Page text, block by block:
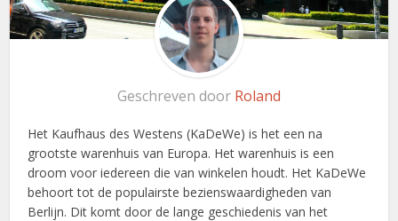
Geschreven door Roland
Het Kaufhaus des Westens (KaDeWe) is het een na
grootste warenhuis van Europa. Het warenhuis is een
droom voor iedereen die van winkelen houdt. Het KaDeWe
behoort tot de populairste bezienswaardigheden van
Berlijn. Dit komt door de lange geschiedenis van het